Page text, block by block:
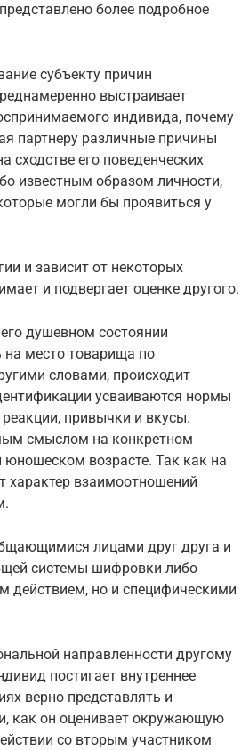
более подробное
субъекту причин
выстраивает
индивида, почему
партнеру различные причины
его поведенческих
известным образом личности,
могли бы проявиться у
и зависит от некоторых
и подвергает оценке другого.
душевном состоянии
на место товарища по
словами, происходит
усваиваются нормы
привычки и вкусы.
смыслом на конкретном
юношеском возрасте. Так как на
характер взаимоотношений
лицами друг друга и
системы шифровки либо
но и специфическими
направленности другому
постигает внутреннее
верно представлять и
как он оценивает окружающую
со вторым участником